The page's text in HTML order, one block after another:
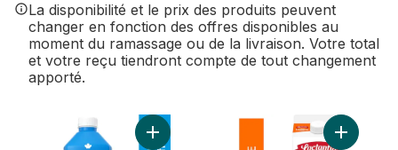
La disponibilité et le prix des produits peuvent
changer en fonction des offres disponibles au
moment du ramassage ou de la livraison. Votre total
et votre reçu tiendront compte de tout changement
apporté.
Ajouter Lait au panier